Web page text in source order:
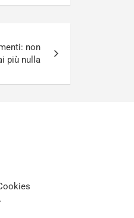
non
più nulla